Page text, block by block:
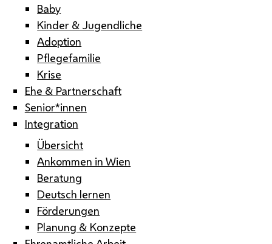
Baby
Kinder & Jugendliche
Adoption
Pflegefamilie
Krise
Ehe & Partnerschaft
Senior*innen
Integration
Übersicht
Ankommen in Wien
Beratung
Deutsch lernen
Förderungen
Planung & Konzepte